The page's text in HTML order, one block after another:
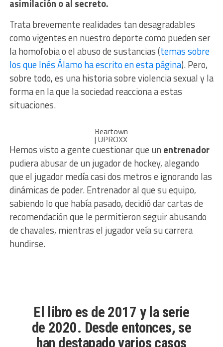
asimilación o al secreto.
Trata brevemente realidades tan desagradables
como vigentes en nuestro deporte como pueden ser
la homofobia o el abuso de sustancias (temas sobre
los que Inés Álamo ha escrito en esta página). Pero,
sobre todo, es una historia sobre violencia sexual y la
forma en la que la sociedad reacciona a estas
situaciones.
Beartown
| UPROXX
Hemos visto a gente cuestionar que un entrenador
pudiera abusar de un jugador de hockey, alegando
que el jugador medía casi dos metros e ignorando las
dinámicas de poder. Entrenador al que su equipo,
sabiendo lo que había pasado, decidió dar cartas de
recomendación que le permitieron seguir abusando
de chavales, mientras el jugador veía su carrera
hundirse.
El libro es de 2017 y la serie
de 2020. Desde entonces, se
han destapado varios casos